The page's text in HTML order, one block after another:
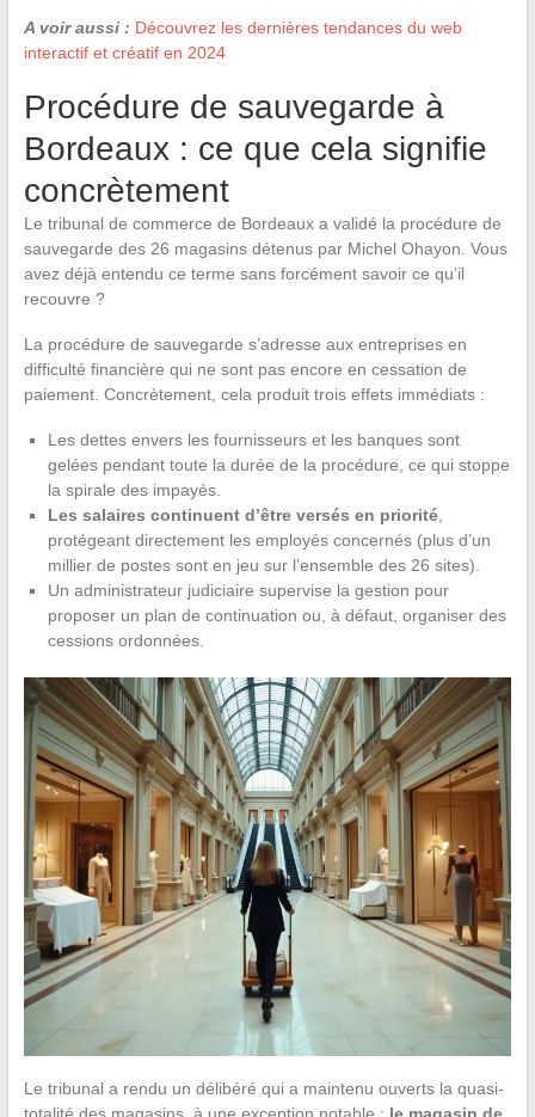
A voir aussi : Découvrez les dernières tendances du web
interactif et créatif en 2024
Procédure de sauvegarde à
Bordeaux : ce que cela signifie
concrètement
Le tribunal de commerce de Bordeaux a validé la procédure de
sauvegarde des 26 magasins détenus par Michel Ohayon. Vous
avez déjà entendu ce terme sans forcément savoir ce qu’il
recouvre ?
La procédure de sauvegarde s’adresse aux entreprises en
difficulté financière qui ne sont pas encore en cessation de
paiement. Concrètement, cela produit trois effets immédiats :
Les dettes envers les fournisseurs et les banques sont
gelées pendant toute la durée de la procédure, ce qui stoppe
la spirale des impayés.
Les salaires continuent d’être versés en priorité,
protégeant directement les employés concernés (plus d’un
millier de postes sont en jeu sur l’ensemble des 26 sites).
Un administrateur judiciaire supervise la gestion pour
proposer un plan de continuation ou, à défaut, organiser des
cessions ordonnées.
Le tribunal a rendu un délibéré qui a maintenu ouverts la quasi-